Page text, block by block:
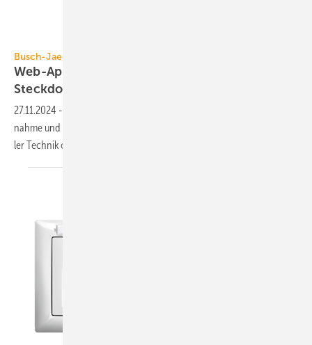
Busch-Jaeger
Web-App zur Baustellenplanung von
Steckdosen und
27.11.2024 -
nahme und Pla­nung von Steck­do­sen und Schal­tern mit kon­ven­tio­nel­
ler Technik oder